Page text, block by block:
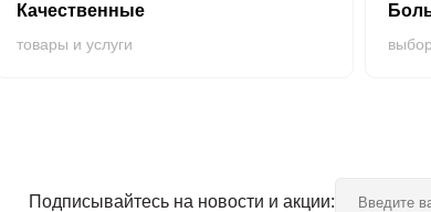
Качественные
товары и услуги
Подписывайтесь на новости и акции: